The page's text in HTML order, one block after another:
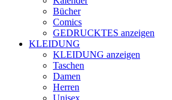
Bücher
Comics
GEDRUCKTES anzeigen
KLEIDUNG
KLEIDUNG anzeigen
Taschen
Damen
Herren
Unisex